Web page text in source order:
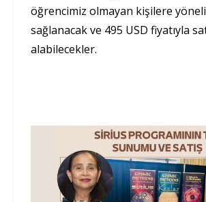
öğrencimiz olmayan kişilere
sağlanacak ve 495 USD fiyatıyla
alabilecekler.